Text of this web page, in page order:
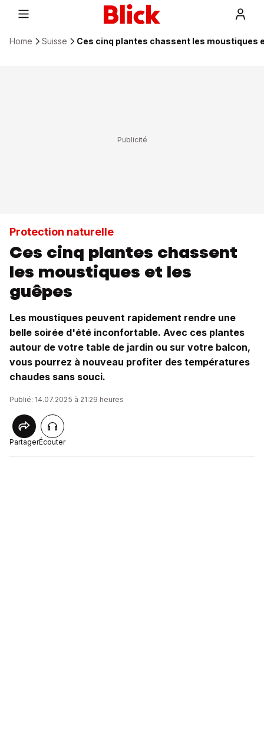
Home Suisse Ces cinq plantes chassent les moustiques
Protection naturelle
Ces cinq plantes chassent
les moustiques et les
guêpes
Les moustiques peuvent rapidement rendre une
belle soirée d'été inconfortable. Avec ces plantes
autour de votre table de jardin ou sur votre balcon,
vous pourrez à nouveau profiter des températures
chaudes sans souci.
Publié: 14.07.2025 à 21:29 heures
PartagerÉcouter